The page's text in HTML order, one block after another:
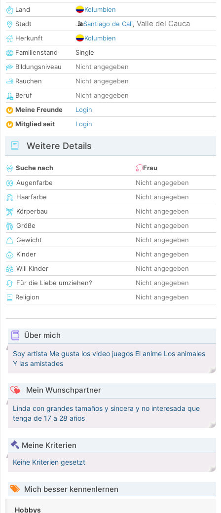
Land
Kolumbien
Stadt
Santiago de Cali, Valle del Cauca
Herkunft
Kolumbien
Familienstand
Single
Bildungsniveau
Nicht angegeben
Rauchen
Nicht angegeben
Beruf
Nicht angegeben
Meine Freunde
Login
Mitglied seit
Login
Weitere Details
Suche nach
Frau
Augenfarbe
Nicht angegeben
Haarfarbe
Nicht angegeben
Körperbau
Nicht angegeben
Größe
Nicht angegeben
Gewicht
Nicht angegeben
Kinder
Nicht angegeben
Will Kinder
Nicht angegeben
Für die Liebe umziehen?
Nicht angegeben
Religion
Nicht angegeben
Über mich
Soy artista Me gusta los video juegos El anime Los animales
Y las amistades
Mein Wunschpartner
Linda con grandes tamaños y sincera y no interesada que
tenga de 17 a 28 años
Meine Kriterien
Keine Kriterien gesetzt
Mich besser kennenlernen
Hobbys